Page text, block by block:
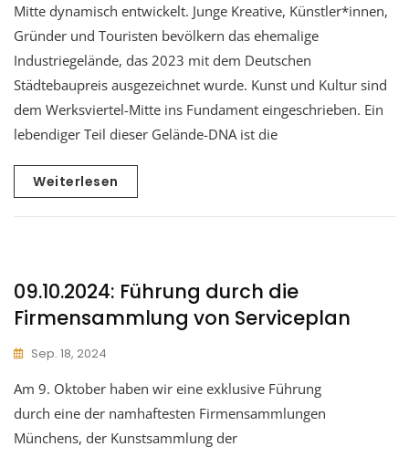
Mitte dynamisch entwickelt. Junge Kreative, Künstler*innen,
Gründer und Touristen bevölkern das ehemalige
Industriegelände, das 2023 mit dem Deutschen
Städtebaupreis ausgezeichnet wurde. Kunst und Kultur sind
dem Werksviertel-Mitte ins Fundament eingeschrieben. Ein
lebendiger Teil dieser Gelände-DNA ist die
Weiterlesen
09.10.2024: Führung durch die
Firmensammlung von Serviceplan
Sep. 18, 2024
Am 9. Oktober haben wir eine exklusive Führung
durch eine der namhaftesten Firmensammlungen
Münchens, der Kunstsammlung der